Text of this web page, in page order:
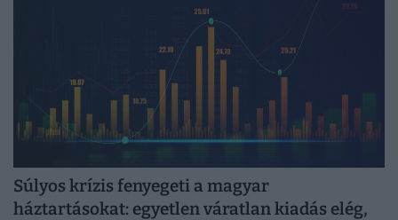
Súlyos krízis fenyegeti a magyar
háztartásokat: egyetlen váratlan kiadás elég,